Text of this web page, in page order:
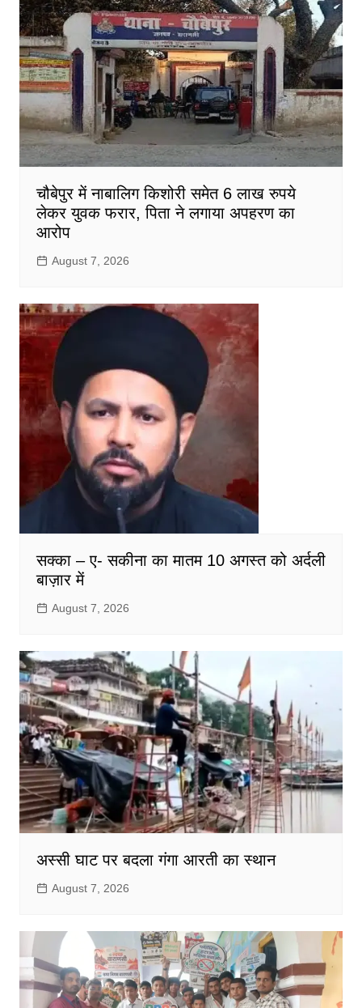
चौबेपुर में नाबालिग किशोरी समेत 6 लाख रुपये
लेकर युवक फरार, पिता ने लगाया अपहरण का
आरोप
August 7, 2026
सक्का – ए- सकीना का मातम 10 अगस्त को अर्दली
बाज़ार में
August 7, 2026
अस्सी घाट पर बदला गंगा आरती का स्थान
August 7, 2026